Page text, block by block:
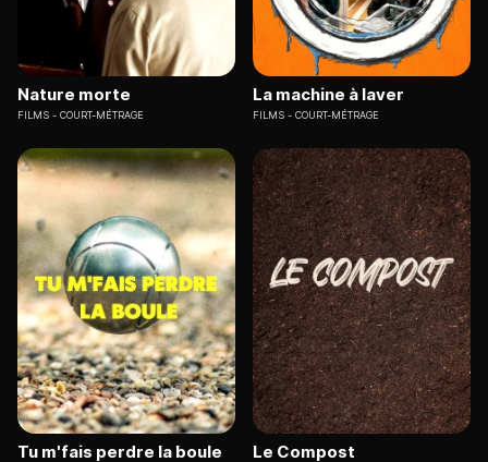
Nature morte
FILMS COURT-MÉTRAGE
La machine à laver
FILMS COURT-MÉTRAGE
Tu m'fais perdre la boule Le Compost